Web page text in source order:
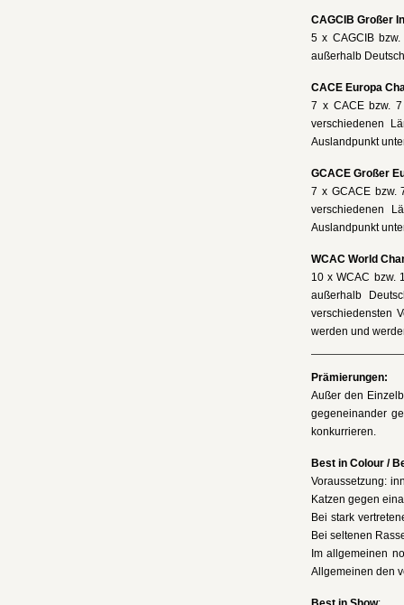
CAGCIB Großer
5 x CAGCIB
außerhalb
CACE Europa
7 x CACE bzw.
verschiedenen
Auslandpunkt
GCACE Großer
7 x GCACE bzw.
verschiedenen
Auslandpunkt
WCAC World
10 x WCAC bzw.
außerhalb
verschiedensten
werden und
Prämierungen:
Außer den
gegeneinander
konkurrieren.
Best in Colour /
Voraussetzung:
Katzen gegen
Bei stark
Bei seltenen
Im allgemeinen
Allgemeinen den